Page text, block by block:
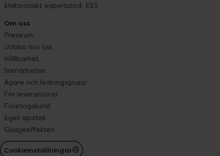
Elektroniskt expertstöd, EES
Om oss
Pressrum
Jobba hos oss
Hållbarhet
Samarbeten
Ägare och ledningsgrupp
För leverantörer
Företagskund
Eget apotek
Glädjeeffekten
Cookieinställningar